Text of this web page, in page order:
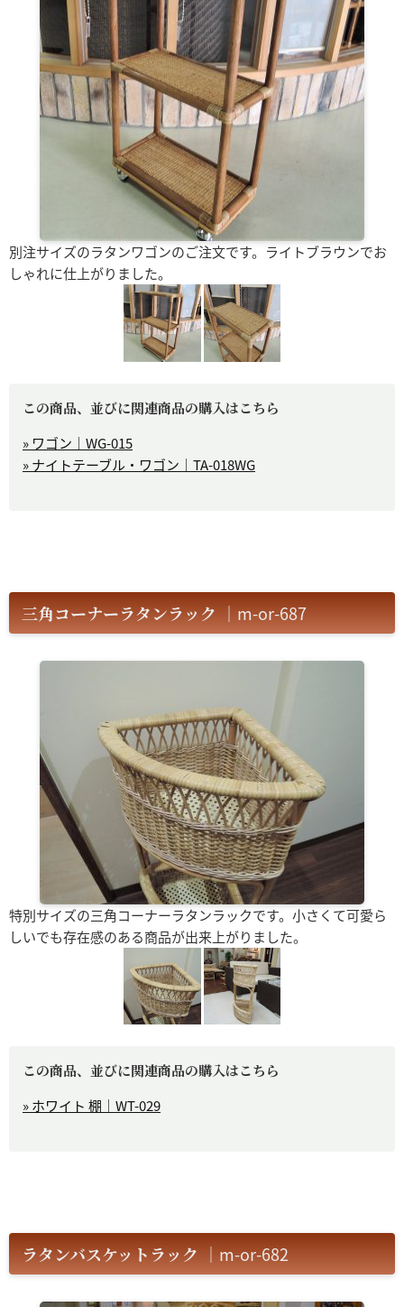
別注サイズのラタンワゴンのご注文です。ライトブラウンでお
しゃれに仕上がりました。
この商品、並びに関連商品の購入はこちら
» ワゴン｜WG-015
» ナイトテーブル・ワゴン｜TA-018WG
三角コーナーラタンラック ｜m-or-687
特別サイズの三角コーナーラタンラックです。小さくて可愛ら
しいでも存在感のある商品が出来上がりました。
この商品、並びに関連商品の購入はこちら
» ホワイト 棚｜WT-029
ラタンバスケットラック ｜m-or-682